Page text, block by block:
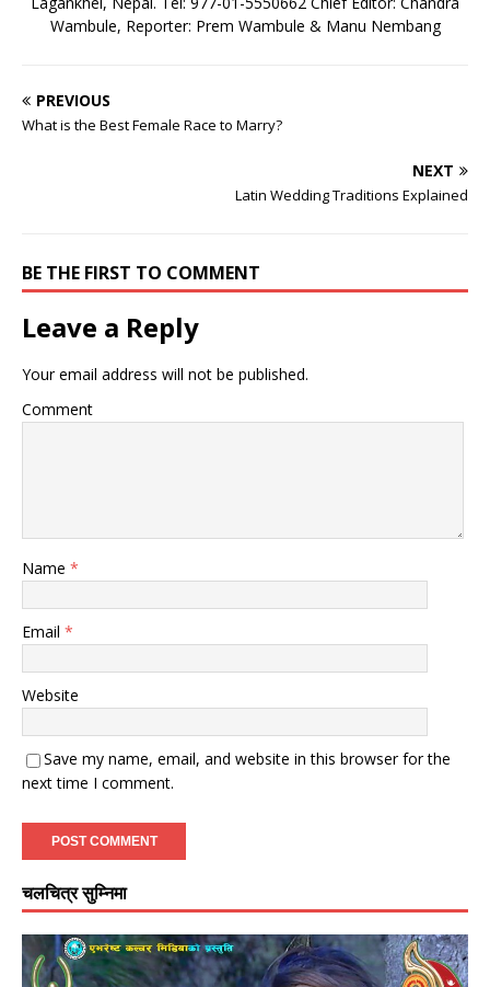
Wambule, Reporter: Prem Wambule & Manu Nembang
PREVIOUS
What is the Best Female Race to Marry?
NEXT
Latin Wedding Traditions Explained
BE THE FIRST TO COMMENT
Leave a Reply
Your email address will not be published.
Comment
Name *
Email *
Website
Save my name, email, and website in this browser for the
next time I comment.
चलचित्र सुम्निमा